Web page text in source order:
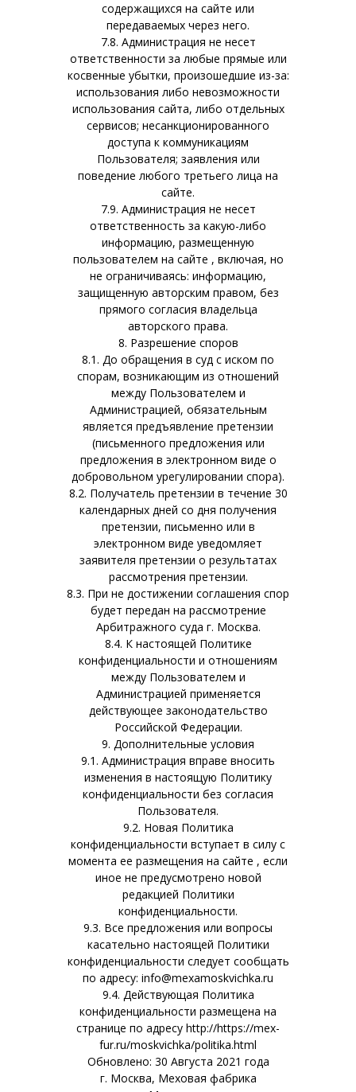
содержащихся на сайте или
передаваемых через него.
7.8. Администрация не несет
ответственности за любые прямые или
косвенные убытки, произошедшие из-за:
использования либо невозможности
использования сайта, либо отдельных
сервисов; несанкционированного
доступа к коммуникациям
Пользователя; заявления или
поведение любого третьего лица на
сайте.
7.9. Администрация не несет
ответственность за какую-либо
информацию, размещенную
пользователем на сайте , включая, но
не ограничиваясь: информацию,
защищенную авторским правом, без
прямого согласия владельца
авторского права.
8. Разрешение споров
8.1. До обращения в суд с иском по
спорам, возникающим из отношений
между Пользователем и
Администрацией, обязательным
является предъявление претензии
(письменного предложения или
предложения в электронном виде о
добровольном урегулировании спора).
8.2. Получатель претензии в течение 30
календарных дней со дня получения
претензии, письменно или в
электронном виде уведомляет
заявителя претензии о результатах
рассмотрения претензии.
8.3. При не достижении соглашения спор
будет передан на рассмотрение
Арбитражного суда г. Москва.
8.4. К настоящей Политике
конфиденциальности и отношениям
между Пользователем и
Администрацией применяется
действующее законодательство
Российской Федерации.
9. Дополнительные условия
9.1. Администрация вправе вносить
изменения в настоящую Политику
конфиденциальности без согласия
Пользователя.
9.2. Новая Политика
конфиденциальности вступает в силу с
момента ее размещения на сайте , если
иное не предусмотрено новой
редакцией Политики
конфиденциальности.
9.3. Все предложения или вопросы
касательно настоящей Политики
конфиденциальности следует сообщать
по адресу: info@mexamoskvichka.ru
9.4. Действующая Политика
конфиденциальности размещена на
странице по адресу http://https://mex-
fur.ru/moskvichka/politika.html
Обновлено: 30 Августа 2021 года
г. Москва, Меховая фабрика